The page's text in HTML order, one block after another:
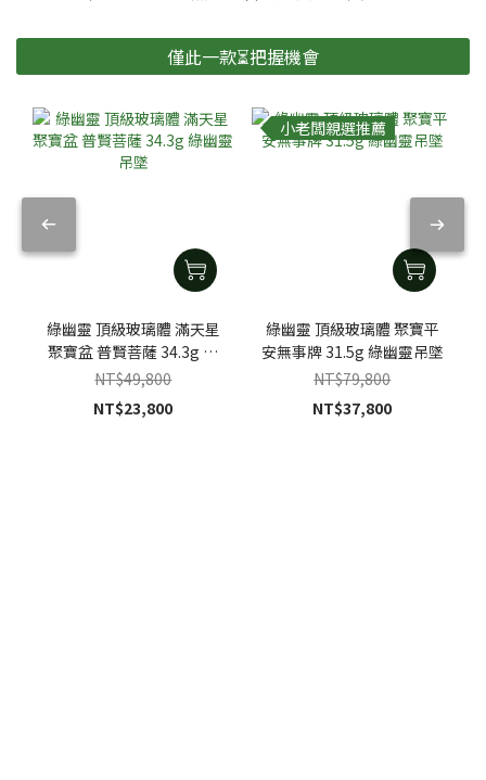
僅此一款⏳把握機會
綠幽靈 頂級玻璃體 滿天星
聚寶盆 普賢菩薩 34.3g 綠
幽靈吊墜
NT$49,800
NT$23,800
小老闆親選推薦
綠幽靈 頂級玻璃體 聚寶平
安無事牌 31.5g 綠幽靈吊墜
NT$79,800
NT$37,800